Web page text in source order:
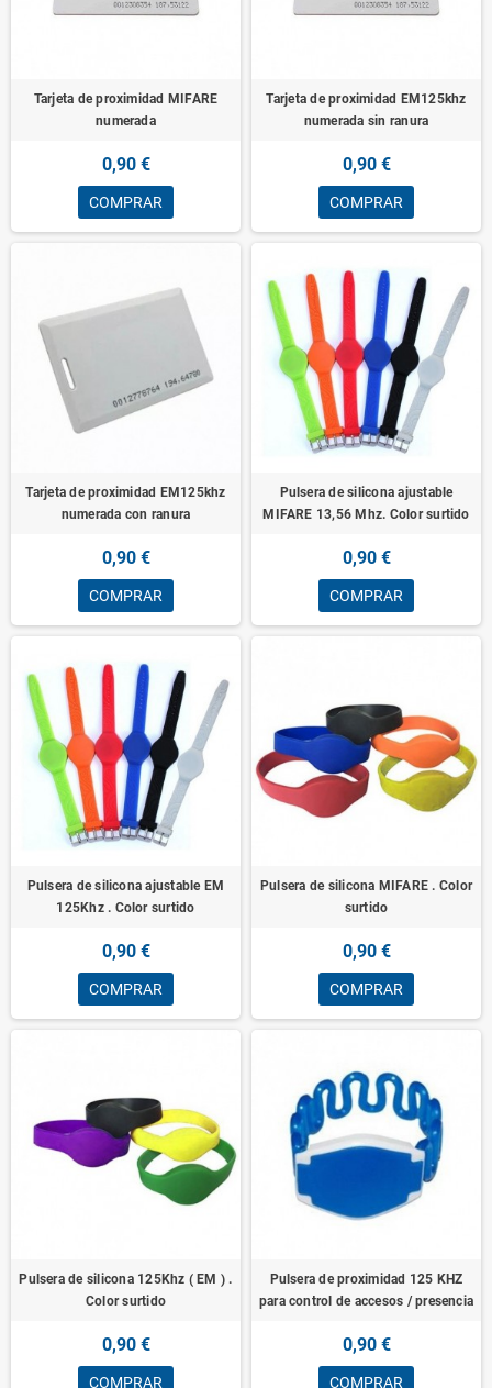
Tarjeta de proximidad MIFARE
numerada
0,90 €
COMPRAR
Tarjeta de proximidad EM125khz
numerada sin ranura
0,90 €
COMPRAR
Tarjeta de proximidad EM125khz
numerada con ranura
0,90 €
COMPRAR
Pulsera de silicona ajustable
MIFARE 13,56 Mhz. Color surtido
0,90 €
COMPRAR
Pulsera de silicona ajustable EM
125Khz . Color surtido
0,90 €
COMPRAR
Pulsera de silicona MIFARE . Color
surtido
0,90 €
COMPRAR
Pulsera de silicona 125Khz ( EM ) .
Color surtido
0,90 €
COMPRAR
Pulsera de proximidad 125 KHZ
para control de accesos / presencia
0,90 €
COMPRAR